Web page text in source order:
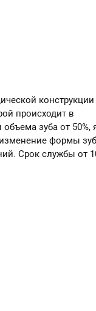
конструкции
происходит в
зуба от 50%,
изменение формы
Срок службы от